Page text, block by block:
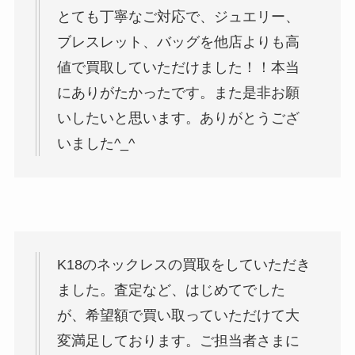
とても丁寧なご対応で、ジュエリー、
ブレスレット、バッグを他店よりも高
値で買取していただけました！！本当
にありがたかったです。また是非お願
いしたいと思います。ありがとうござ
いました^_^
K18のネックレスの買取をしていただき
ました。査定など、はじめてでした
が、希望額で買い取っていただけて大
変満足しております。ご担当者さまに